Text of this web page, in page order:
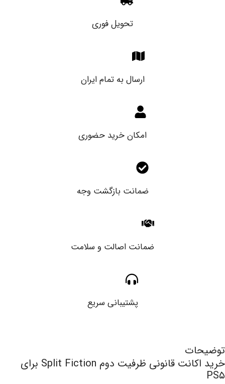
تحویل فوری
ارسال به تمام ایران
امکان خرید حضوری
ضمانت بازگشت وجه
ضمانت اصالت و سلامت
پشتیبانی سریع
توضیحات
خرید اکانت قانونی ظرفیت دوم Split Fiction برای
PS۵